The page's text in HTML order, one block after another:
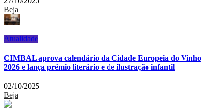
Beja
Atualidade
CIMBAL aprova calendário da Cidade Europeia do Vinho
2026 e lança prémio literário e de ilustração infantil
02/10/2025
Beja